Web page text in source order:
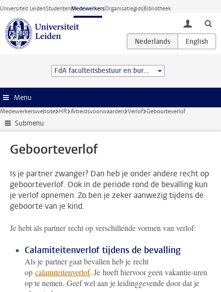
Ga direct naar de inhoud
Universiteit LeidenStudentenMedewerkersOrganisatiegidsBibliotheek
toggle
FdA faculteitsbestuur en bureau
Menu
Medewerkerswebsite HR Arbeidsvoorwaarden Verlof Geboorteverlof
Submenu
Geboorteverlof
Is je partner zwanger? Dan heb je onder andere recht op
geboorteverlof. Ook in de periode rond de bevalling kun
je verlof opnemen. Zo ben je zeker aanwezig tijdens de
geboorte van je kind.
Je hebt als partner recht op verschillende vormen van verlof:
Calamiteitenverlof tijdens de bevalling
Als je partner gaat bevallen heb je recht
op calamiteitenverlof. Je hoeft hiervoor geen vakantie-uren
op te nemen. Geef wel aan je leidinggevende door dat je